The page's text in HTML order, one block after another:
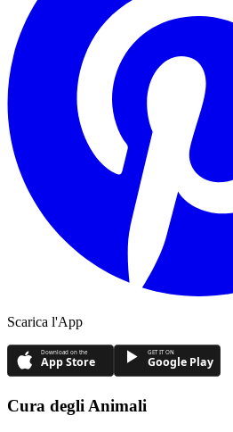
Scarica l'App
Download on the
App Store
GET IT ON
Google Play
Cura degli Animali